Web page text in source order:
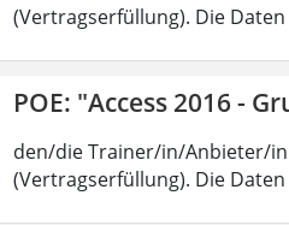
(Vertragserfüllung). Die
POE: "Access 2016 -
den/die Trainer/in/Anbieter/
(Vertragserfüllung). Die